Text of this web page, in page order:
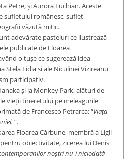
Petre, și Aurora Luchian. Aceste
sufletului românesc, suflet
văzută mitic.
adevărate pasteluri ce ilustrează
publicate de Floarea
o tușe ce sugerează idea
Stela Lidia și ale Niculinei Vizireanu
participativ.
și la Monkey Park, alături de
vieții tineretului pe meleagurile
de Francesco Petrarca: “Viața
“.
Floarea Cărbune, membră a Ligii
obiectivitate, zicerea lui Denis
noștri nu-i niciodată